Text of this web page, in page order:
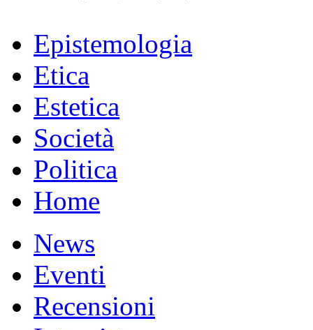
Epistemologia
Etica
Estetica
Società
Politica
Home
News
Eventi
Recensioni